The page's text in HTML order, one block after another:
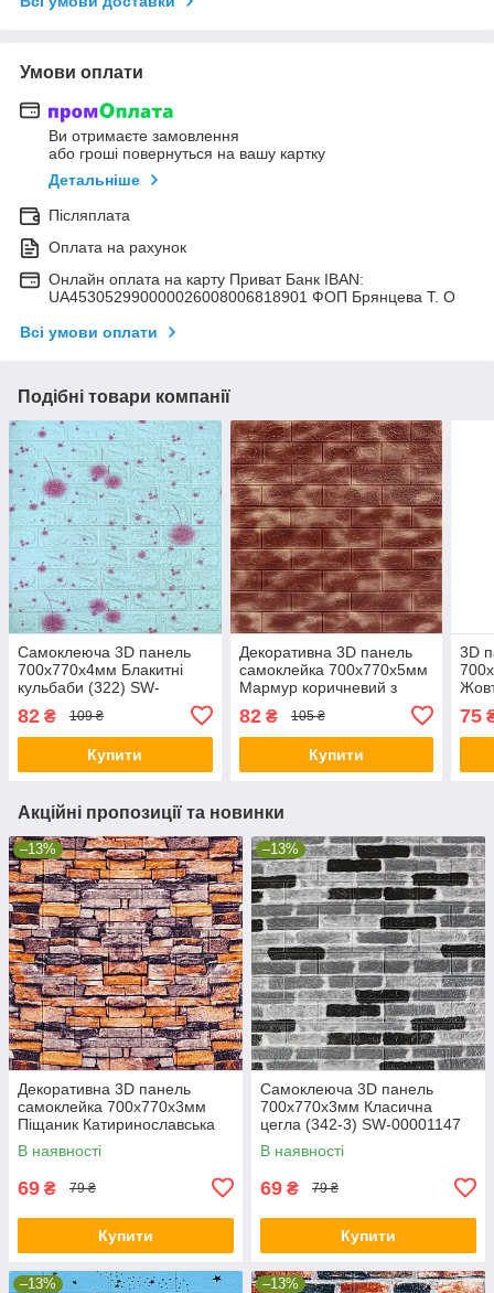
Умови оплати
Ви отримаєте замовлення
або гроші повернуться на вашу картку
Детальніше
Післяплата
Оплата на рахунок
Онлайн оплата на карту Приват Банк IBAN:
UA453052990000026008006818901 ФОП Брянцева Т. О
Всі умови оплати
Подібні товари компанії
Самоклеюча 3D панель
700х770х4мм Блакитні
кульбаби (322) SW-
82 ₴ 109 ₴
Купити
Декоративна 3D панель
самоклейка 700х770х5мм
Мармур коричневий з
золотом (цегла) (361) SW-
00000637
82₴ 105 ₴
Купити
3D
75
Акційні пропозиції та новинки
–13%
Декоративна 3D панель
самоклейка 700х770х3мм
Піщаник Катиринославська
цегла (045-3) SW-00000692
В наявності
69 ₴ 79 ₴
Купити
–13%
Самоклеюча 3D панель
700х770х3мм Класична
цегла (342-3) SW-00001147
В наявності
69 ₴ 79 ₴
Купити
–13% –13%